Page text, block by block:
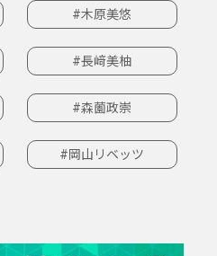
#木原美悠
#長﨑美柚
#森薗政崇
#岡山リベッツ